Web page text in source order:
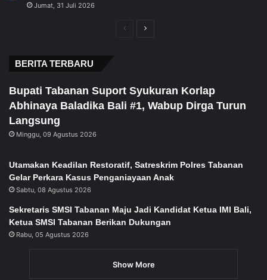
Jumat, 31 Juli 2026
PreviousNext
BERITA TERBARU
Bupati Tabanan Suport Syukuran Korlap
Abhinaya Baladika Bali #1, Wabup Dirga Turun
Langsung
Minggu, 09 Agustus 2026
Utamakan Keadilan Restoratif, Satreskrim Polres Tabanan
Gelar Perkara Kasus Penganiayaan Anak
Sabtu, 08 Agustus 2026
Sekretaris SMSI Tabanan Maju Jadi Kandidat Ketua IMI Bali,
Ketua SMSI Tabanan Berikan Dukungan
Rabu, 05 Agustus 2026
Show More